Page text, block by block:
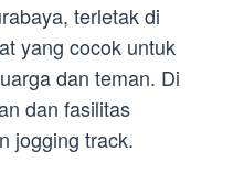
terletak di
yang cocok untuk
dan teman. Di
dan fasilitas
jogging track.